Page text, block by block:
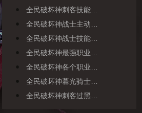
全民破坏神刺客技能…
全民破坏神战士主动…
全民破坏神战士技能…
全民破坏神最强职业…
全民破坏神各个职业…
全民破坏神暮光骑士…
全民破坏神刺客过黑…